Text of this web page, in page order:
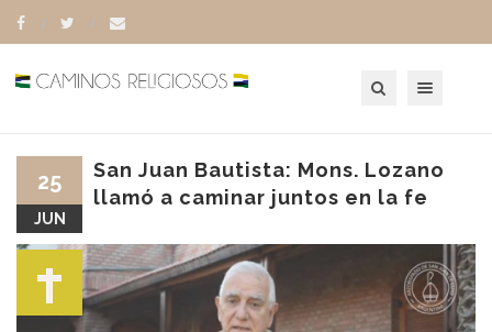
San Juan Bautista: Mons. Lozano
llamó a caminar juntos en la fe
25
JUN